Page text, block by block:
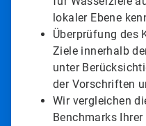
lokaler Ebene
Überprüfung des
Ziele innerhalb
unter
der Vorschriften
Wir vergleichen
Benchmarks Ihrer